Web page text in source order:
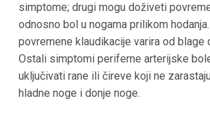
simptome; drugi mogu doživeti
odnosno bol u nogama prilikom
povremene klaudikacije varira od blage
Ostali simptomi periferne arterijske
uključivati rane ili čireve koji ne
hladne noge i donje noge.